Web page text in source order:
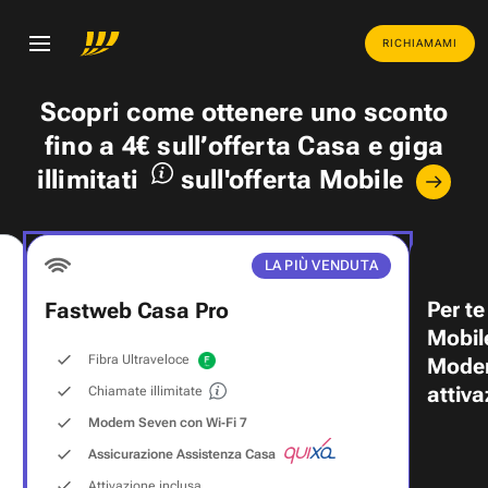
RICHIAMAMI
Scopri come ottenere uno sconto
fino a 4€ sull’offerta Casa egiga
illimitati
sull'offerta Mobile
LA PIÙ VENDUTA
Fastweb Casa Pro
Fibra Ultraveloce
Chiamate illimitate
Modem Seven con Wi‑Fi 7
Assicurazione Assistenza Casa
Per